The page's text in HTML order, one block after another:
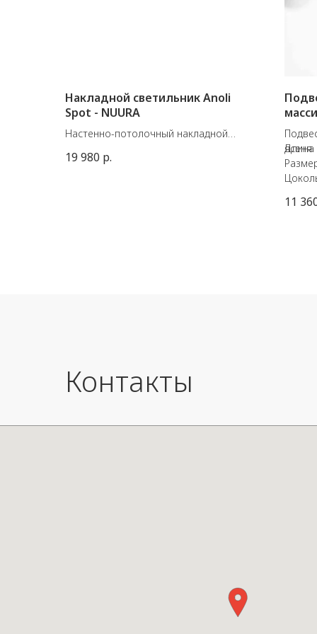
Накладной светильник Anoli
Spot - NUURA
Настенно-потолочный накладной
бренда Nuura
19 980 р.
ясеня.
11
Контакты